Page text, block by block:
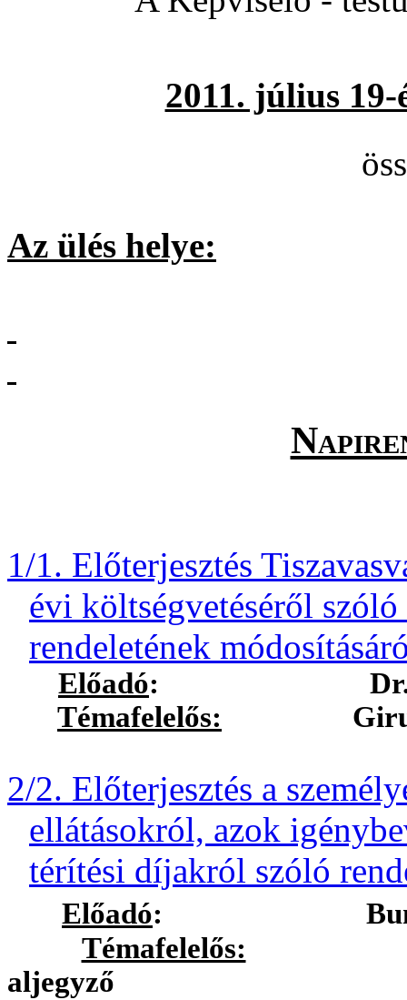
2011. július
Az ülés helye:
1/1. Előterjesztés
évi költségvetéséről
rendeletének
Előadó:
Témafelelős: Girus
2/2. Előterjesztés a
ellátásokról, azok
térítési díjakról szóló
Előadó:
Témafelelős:
aljegyző